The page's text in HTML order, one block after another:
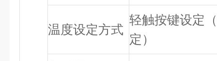
温度设定方式
轻触按键设定
定）